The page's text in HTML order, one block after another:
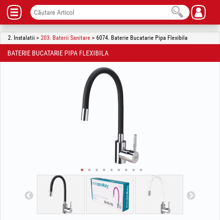
2. Instalatii > 203. Baterii Sanitare > 6074. Baterie Bucatarie Pipa Flexibila
BATERIE BUCATARIE PIPA FLEXIBILA